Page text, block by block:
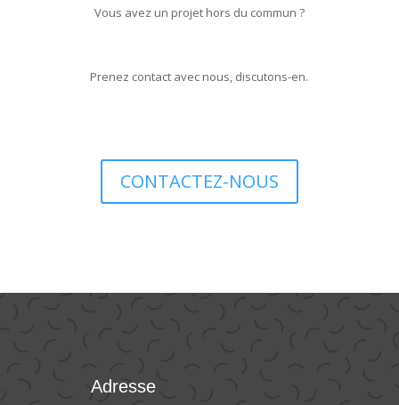
Vous avez un projet hors du commun ?
Prenez contact avec nous, discutons-en.
CONTACTEZ-NOUS
Adresse